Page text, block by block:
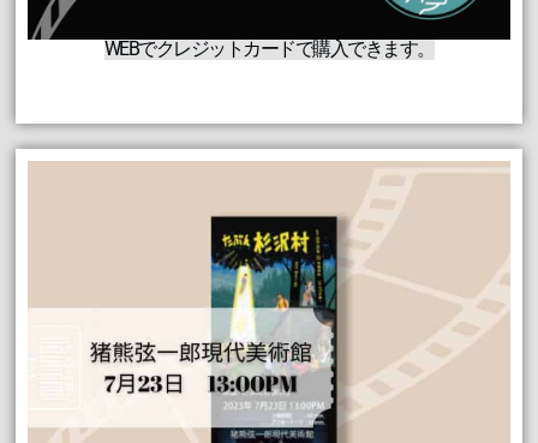
WEBでクレジットカードで購入できます。